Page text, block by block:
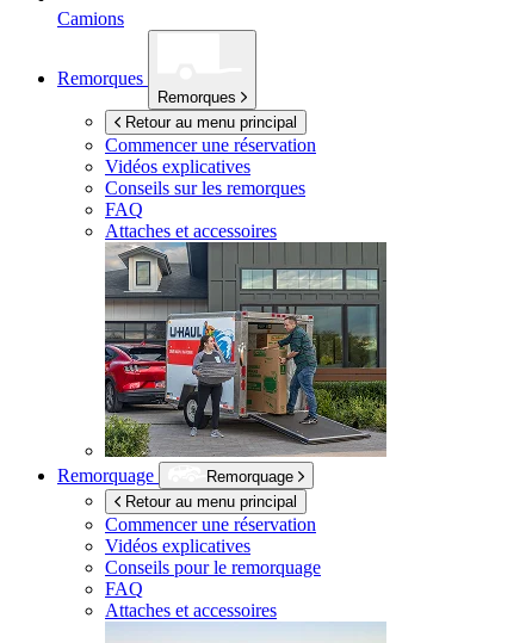
Camions
Remorques
Remorques
Retour au menu principal
Commencer une réservation
Vidéos explicatives
Conseils sur les remorques
FAQ
Attaches et accessoires
Remorquage
Remorquage
Retour au menu principal
Commencer une réservation
Vidéos explicatives
Conseils pour le remorquage
FAQ
Attaches et accessoires